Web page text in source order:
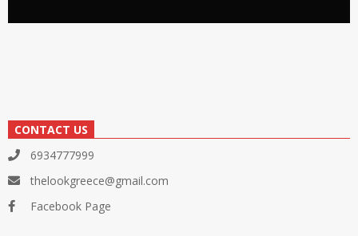
CONTACT US
6934777999
thelookgreece@gmail.com
Facebook Page